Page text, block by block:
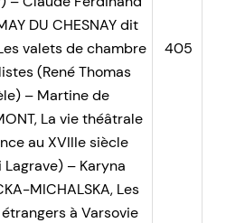
DU CHESNAY dit
valets de chambre
(René Thomas
– Martine de
La vie théâtrale
au XVIIIe siècle
Lagrave) – Karyna
MICHALSKA, Les
à Varsovie
405